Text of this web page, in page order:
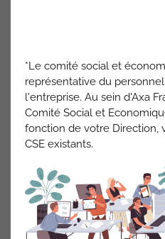
Assurances
et ne compensent pas la
La Direction se défausse sur
l’instance.
ACTUALITÉS AXA
PRÉCÉDENT
*Le comité social et
représentative du
l'entreprise. Au sein d'Axa
Comité Social et
fonction de votre Direction,
CSE existants.